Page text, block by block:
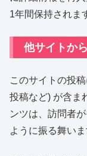
1年間保持されま
他サイトか
このサイトの投
投稿など) が含ま
ンツは、訪問者
ように振る舞いま